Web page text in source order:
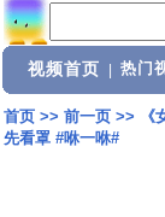
视频首页 热门
首页>> 前一页>>
先看罩 #咻一咻#